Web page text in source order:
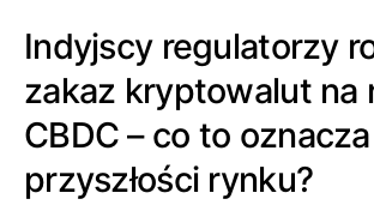
Indyjscy regulatorzy
zakaz kryptowalut na
CBDC – co to
przyszłości rynku?